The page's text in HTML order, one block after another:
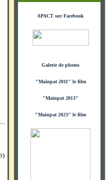
APACT sur Facebook
Galerie de photos
"Mainpat 2011" le film
"Mainpat 2013"
"Mainpat 2023" le film